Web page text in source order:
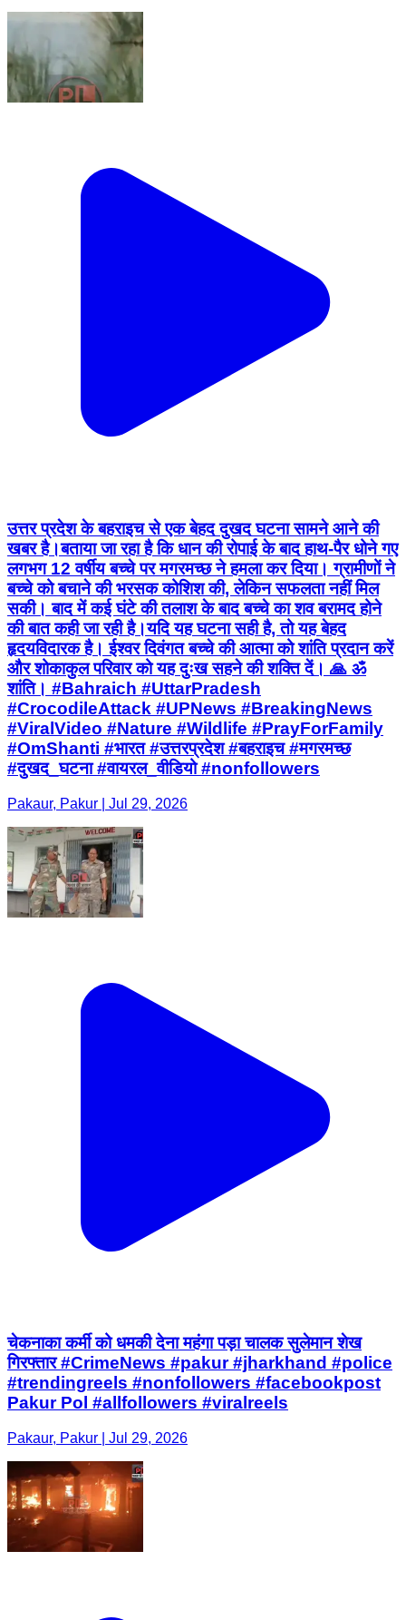
उत्तर प्रदेश के बहराइच से एक बेहद दुखद घटना सामने आने की
खबर है।बताया जा रहा है कि धान की रोपाई के बाद हाथ-पैर धोने गए
लगभग 12 वर्षीय बच्चे पर मगरमच्छ ने हमला कर दिया। ग्रामीणों ने
बच्चे को बचाने की भरसक कोशिश की, लेकिन सफलता नहीं मिल
सकी। बाद में कई घंटे की तलाश के बाद बच्चे का शव बरामद होने
की बात कही जा रही है।यदि यह घटना सही है, तो यह बेहद
हृदयविदारक है। ईश्वर दिवंगत बच्चे की आत्मा को शांति प्रदान करें
और शोकाकुल परिवार को यह दुःख सहने की शक्ति दें। 🙏 ॐ
शांति। #Bahraich #UttarPradesh
#CrocodileAttack #UPNews #BreakingNews
#ViralVideo #Nature #Wildlife #PrayForFamily
#OmShanti #भारत #उत्तरप्रदेश #बहराइच #मगरमच्छ
#दुखद_घटना #वायरल_वीडियो #nonfollowers
Pakaur, Pakur | Jul 29, 2026
चेकनाका कर्मी को धमकी देना महंगा पड़ा चालक सुलेमान शेख
गिरफ्तार #CrimeNews #pakur #jharkhand #police
#trendingreels #nonfollowers #facebookpost
Pakur Pol #allfollowers #viralreels
Pakaur, Pakur | Jul 29, 2026